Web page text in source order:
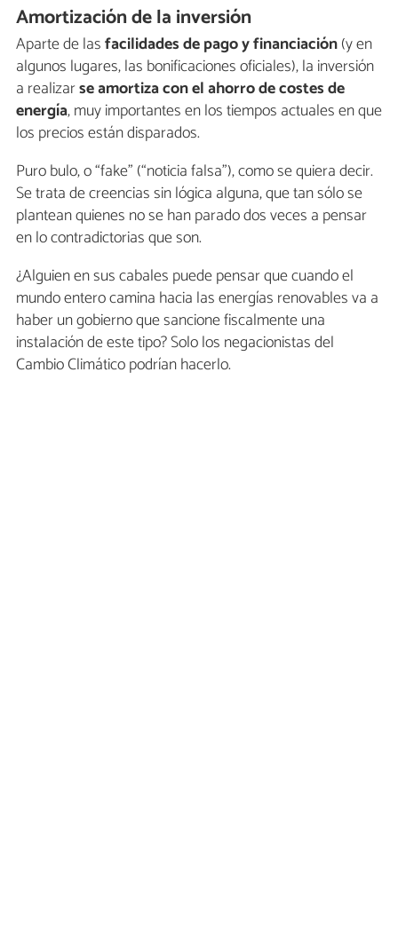
Amortización de la inversión
Aparte de lasfacilidades de pago y financiación(y en
algunos lugares, las bonificaciones oficiales), la inversión
a realizarse amortiza con el ahorro de costes de
energía, muy importantes en los tiempos actuales en que
los precios están disparados.
Puro bulo, o “fake” (“noticia falsa”), como se quiera decir.
Se trata de creencias sin lógica alguna, que tan sólo se
plantean quienes no se han parado dos veces a pensar
en lo contradictorias que son.
¿Alguien en sus cabales puede pensar que cuando el
mundo entero camina hacia las energías renovables va a
haber un gobierno que sancione fiscalmente una
instalación de este tipo? Solo los negacionistas del
Cambio Climático podrían hacerlo.